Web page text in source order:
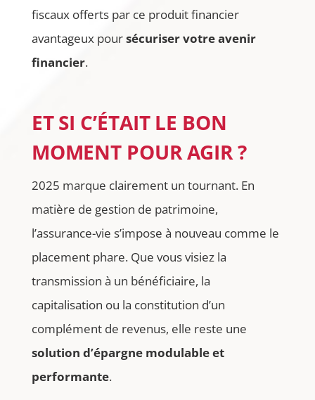
fiscaux offerts par ce produit financier
avantageux poursécuriser votre avenir
financier.
ET SI C’ÉTAIT LE BON
MOMENT POUR AGIR ?
2025 marque clairement un tournant. En
matière de gestion de patrimoine,
l’assurance-vie s’impose à nouveau comme le
placement phare. Que vous visiez la
transmission à un bénéficiaire, la
capitalisation ou la constitution d’un
complément de revenus, elle reste une
solution d’épargne modulable et
performante.